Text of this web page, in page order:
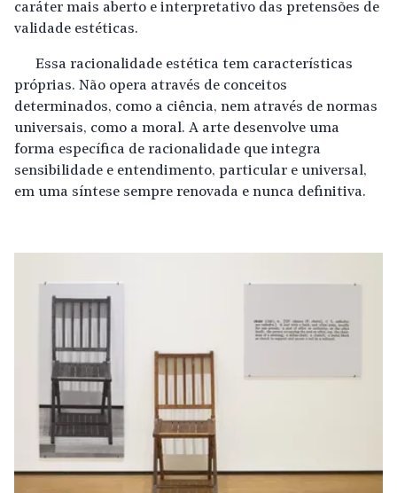
caráter mais aberto e interpretativo das pretensões de
validade estéticas.
Essa racionalidade estética tem características
próprias. Não opera através de conceitos
determinados, como a ciência, nem através de normas
universais, como a moral. A arte desenvolve uma
forma específica de racionalidade que integra
sensibilidade e entendimento, particular e universal,
em uma síntese sempre renovada e nunca definitiva.